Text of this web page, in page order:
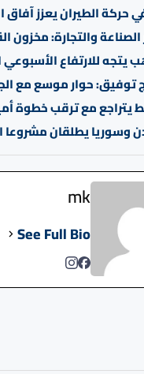
حركة الطيران يعزز
والتجارة: مخزون
يتجه للارتفاع الأسبوعي
توفيق: حوار موسع مع
يتراجع مع ترقب خطوة
وسوريا يطلقان مشروعا
mk
See Full Bio